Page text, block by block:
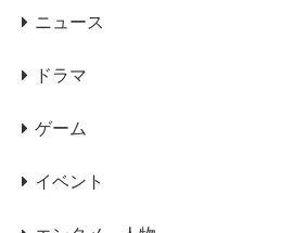
ニュース
ドラマ
ゲーム
イベント